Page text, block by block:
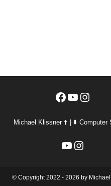
Facebook
YouTubeInstagram
Michael Klissner ⬆️ | ⬇️ Computer
YouTubeInstagram
©️ Copyright 2022 - 2026 by